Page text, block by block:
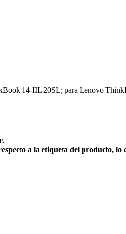
14-IIL 20SL; para Lenovo
a la etiqueta del producto, lo